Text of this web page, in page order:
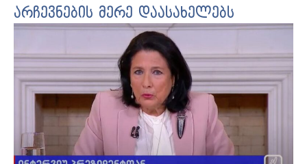
არჩევნების მერე დაასახელებს